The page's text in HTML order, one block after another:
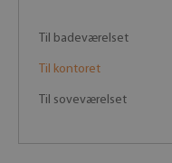
Til badeværelset
Til kontoret
Til soveværelset